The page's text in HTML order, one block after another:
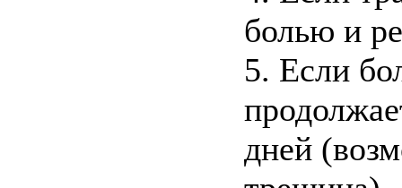
болью и
5. Если
дней